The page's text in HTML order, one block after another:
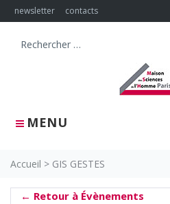
Skip
to
newsletter contacts
MENU
Search
Accueil > GIS GESTES
← Retour à Évènements